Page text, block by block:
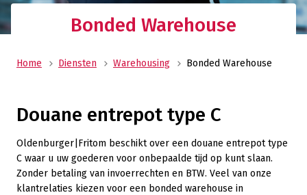
Bonded Warehouse
Home Diensten Warehousing Bonded Warehouse
Douane entrepot type C
Oldenburger|Fritom beschikt over een douane entrepot type
C waar u uw goederen voor onbepaalde tijd op kunt slaan.
Zonder betaling van invoerrechten en BTW. Veel van onze
klantrelaties kiezen voor een bonded warehouse in